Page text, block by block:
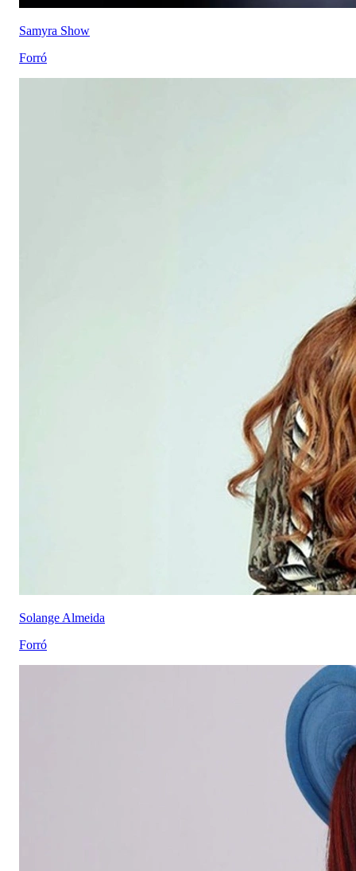
Samyra Show
Forró
Solange Almeida
Forró